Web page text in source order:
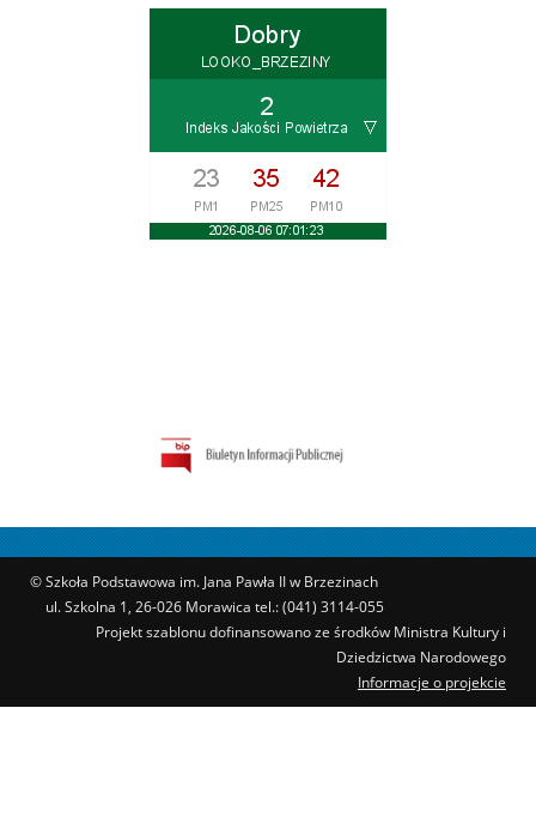
© Szkoła Podstawowa im. Jana Pawła II w Brzezinach
ul. Szkolna 1, 26-026 Morawica tel.: (041) 3114-055
Projekt szablonu dofinansowano ze środków Ministra Kultury i
Dziedzictwa Narodowego
Informacje o projekcie